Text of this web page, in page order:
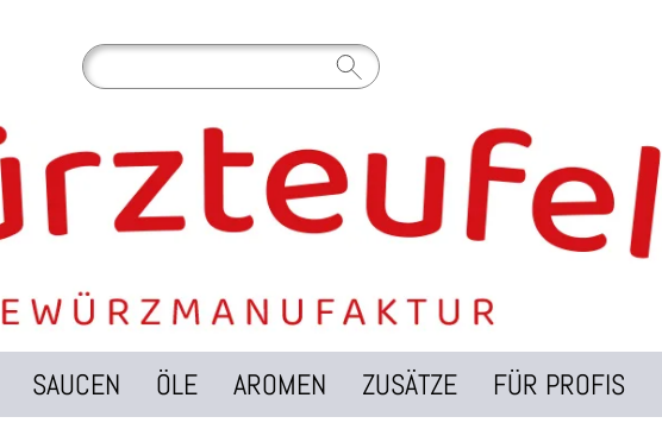
SAUCEN ÖLE AROMEN ZUSÄTZE FÜR PROFIS